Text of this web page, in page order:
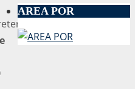
AREA POR